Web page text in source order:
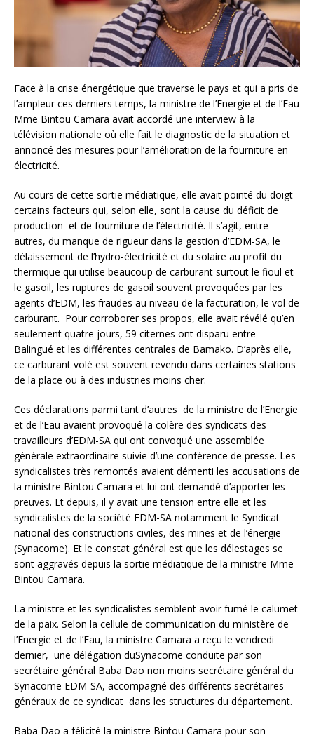
Face à la crise énergétique que traverse le pays et qui a pris de
l’ampleur ces derniers temps, la ministre de l’Energie et de l’Eau
Mme Bintou Camara avait accordé une interview à la
télévision nationale où elle fait le diagnostic de la situation et
annoncé des mesures pour l’amélioration de la fourniture en
électricité.
Au cours de cette sortie médiatique, elle avait pointé du doigt
certains facteurs qui, selon elle, sont la cause du déficit de
production et de fourniture de l’électricité. Il s’agit, entre
autres, du manque de rigueur dans la gestion d’EDM-SA, le
délaissement de l’hydro-électricité et du solaire au profit du
thermique qui utilise beaucoup de carburant surtout le fioul et
le gasoil, les ruptures de gasoil souvent provoquées par les
agents d’EDM, les fraudes au niveau de la facturation, le vol de
carburant. Pour corroborer ses propos, elle avait révélé qu’en
seulement quatre jours, 59 citernes ont disparu entre
Balingué et les différentes centrales de Bamako. D’après elle,
ce carburant volé est souvent revendu dans certaines stations
de la place ou à des industries moins cher.
Ces déclarations parmi tant d’autres de la ministre de l’Energie
et de l’Eau avaient provoqué la colère des syndicats des
travailleurs d’EDM-SA qui ont convoqué une assemblée
générale extraordinaire suivie d’une conférence de presse. Les
syndicalistes très remontés avaient démenti les accusations de
la ministre Bintou Camara et lui ont demandé d’apporter les
preuves. Et depuis, il y avait une tension entre elle et les
syndicalistes de la société EDM-SA notamment le Syndicat
national des constructions civiles, des mines et de l’énergie
(Synacome). Et le constat général est que les délestages se
sont aggravés depuis la sortie médiatique de la ministre Mme
Bintou Camara.
La ministre et les syndicalistes semblent avoir fumé le calumet
de la paix. Selon la cellule de communication du ministère de
l’Energie et de l’Eau, la ministre Camara a reçu le vendredi
dernier, une délégation duSynacome conduite par son
secrétaire général Baba Dao non moins secrétaire général du
Synacome EDM-SA, accompagné des différents secrétaires
généraux de ce syndicat dans les structures du département.
Baba Dao a félicité la ministre Bintou Camara pour son